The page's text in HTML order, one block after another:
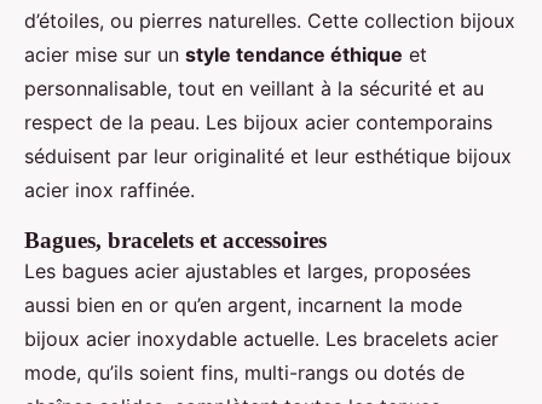
d’étoiles, ou pierres naturelles. Cette collection bijoux
acier mise sur un style tendance éthique et
personnalisable, tout en veillant à la sécurité et au
respect de la peau. Les bijoux acier contemporains
séduisent par leur originalité et leur esthétique bijoux
acier inox raffinée.
Bagues, bracelets et accessoires
Les bagues acier ajustables et larges, proposées
aussi bien en or qu’en argent, incarnent la mode
bijoux acier inoxydable actuelle. Les bracelets acier
mode, qu’ils soient fins, multi-rangs ou dotés de